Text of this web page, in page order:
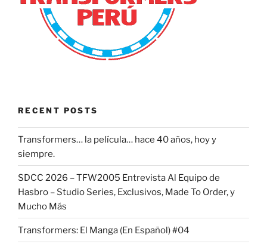
RECENT POSTS
Transformers… la película… hace 40 años, hoy y
siempre.
SDCC 2026 – TFW2005 Entrevista Al Equipo de
Hasbro – Studio Series, Exclusivos, Made To Order, y
Mucho Más
Transformers: El Manga (En Español) #04